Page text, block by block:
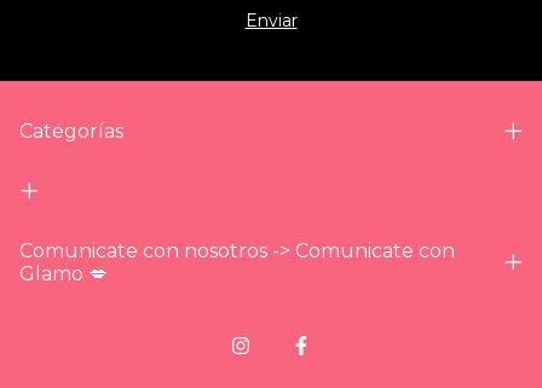
Categorías
Comunicate con nosotros -> Comunicate con
Glamo 💋